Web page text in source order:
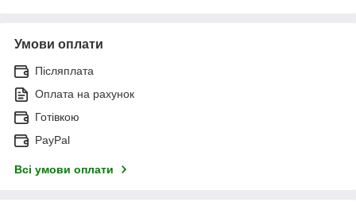
Умови оплати
Післяплата
Оплата на рахунок
Готівкою
PayPal
Всі умови оплати